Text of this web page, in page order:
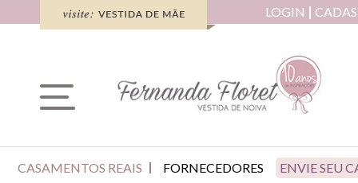
LOGIN
CASAMENTOS REAIS FORNECEDORES ENVIE SEU